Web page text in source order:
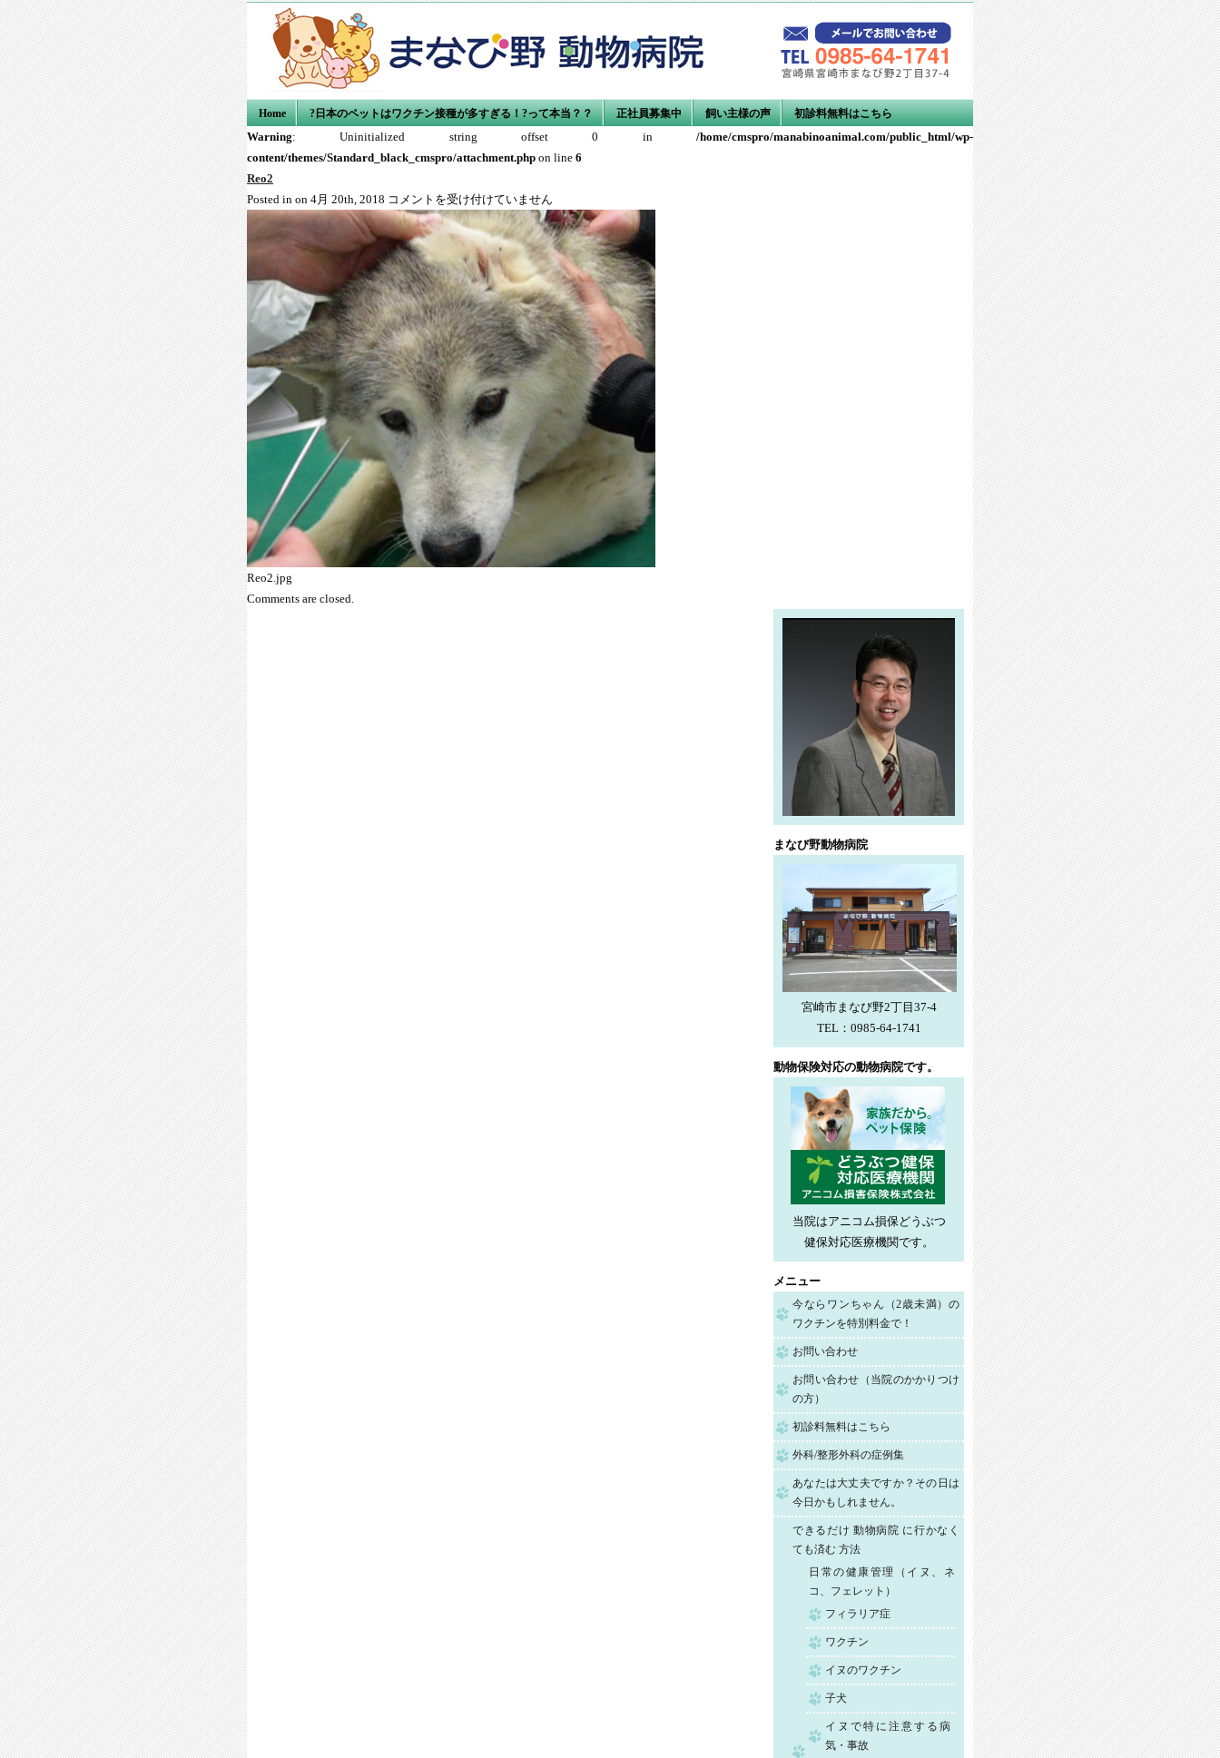
Home ?日本のペットはワクチン接種が多すぎる！?って本当？？ 正社員募集中 飼い主様の声 初診料無料はこちら
Warning: Uninitialized string offset 0 in /home/cmspro/manabinoanimal.com/public_html/wp-
content/themes/Standard_black_cmspro/attachment.php on line 6
Reo2
Posted in on 4月 20th, 2018 Reo2
は
コメントを受け付けていません
Reo2.jpg
Comments are closed.
まなび野動物病院
宮崎市まなび野2丁目37-4
TEL：0985-64-1741
動物保険対応の動物病院です。
当院はアニコム損保どうぶつ
健保対応医療機関です。
メニュー
今ならワンちゃん（2歳未満）の
ワクチンを特別料金で！
お問い合わせ
お問い合わせ（当院のかかりつけ
の方）
初診料無料はこちら
外科/整形外科の症例集
あなたは大丈夫ですか？その日は
今日かもしれません。
できるだけ 動物病院 に行かなく
ても済む 方法
日常の健康管理（イヌ、ネ
コ、フェレット）
フィラリア症
ワクチン
イヌのワクチン
子犬
イヌで特に注意する病
気・事故